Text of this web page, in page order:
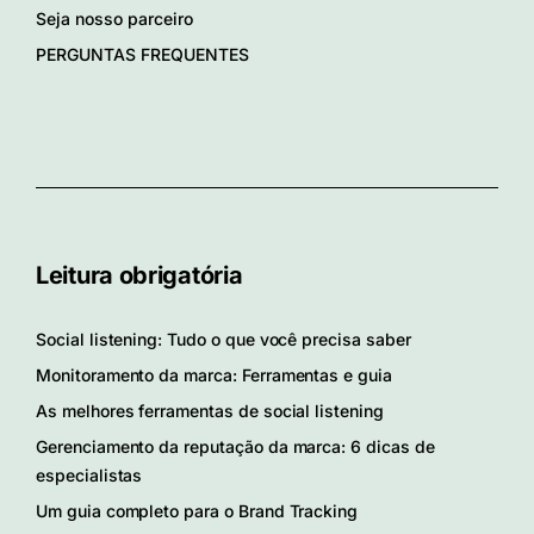
Seja nosso parceiro
PERGUNTAS FREQUENTES
Leitura obrigatória
Social listening: Tudo o que você precisa saber
Monitoramento da marca: Ferramentas e guia
As melhores ferramentas de social listening
Gerenciamento da reputação da marca: 6 dicas de
especialistas
Um guia completo para o Brand Tracking